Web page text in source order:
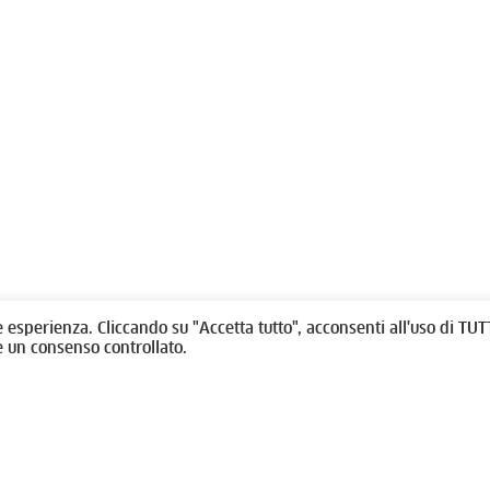
Cliccando su "Accetta tutto", acconsenti all'uso di
consenso controllato.